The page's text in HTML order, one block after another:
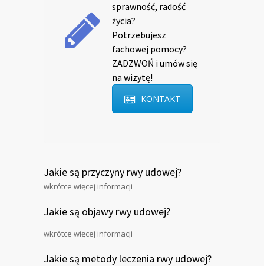
sprawność, radość
życia?
Potrzebujesz
fachowej pomocy?
ZADZWOŃ i umów się
na wizytę!
KONTAKT
Jakie są przyczyny rwy udowej?
wkrótce więcej informacji
Jakie są objawy rwy udowej?
wkrótce więcej informacji
Jakie są metody leczenia rwy udowej?